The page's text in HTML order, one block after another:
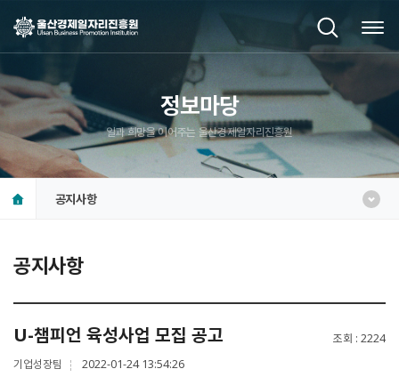
정보마당
일과 희망을 이어주는 울산경제일자리진흥원
공지사항
공지사항
U-챔피언 육성사업 모집 공고 조회 2224
기업성장팀
2022-01-24 13:54:26